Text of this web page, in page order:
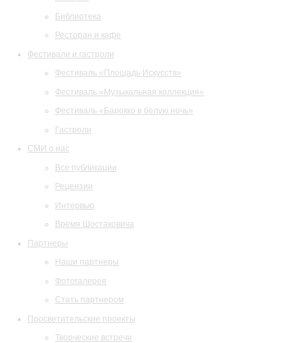
Библиотека
Ресторан и кафе
Фестивали и гастроли
Фестиваль «Площадь Искусств»
Фестиваль «Музыкальная коллекция»
Фестиваль «Барокко в белую ночь»
Гастроли
СМИ о нас
Все публикации
Рецензии
Интервью
Время Шостаковича
Партнеры
Наши партнеры
Фотогалерея
Стать партнером
Просветительские проекты
Творческие встречи